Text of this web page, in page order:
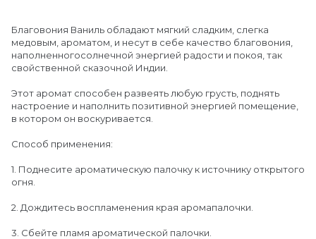
Благовония Ваниль обладают мягкий сладким, слегка
медовым, ароматом, и несут в себе качество благовония,
наполненногосолнечной энергией радости и покоя, так
свойственной сказочной Индии.
Этот аромат способен развеять любую грусть, поднять
настроение и наполнить позитивной энергией помещение,
в котором он воскуривается.
Способ применения:
1. Поднесите ароматическую палочку к источнику открытого
огня.
2. Дождитесь воспламенения края аромапалочки.
3. Сбейте пламя ароматической палочки.